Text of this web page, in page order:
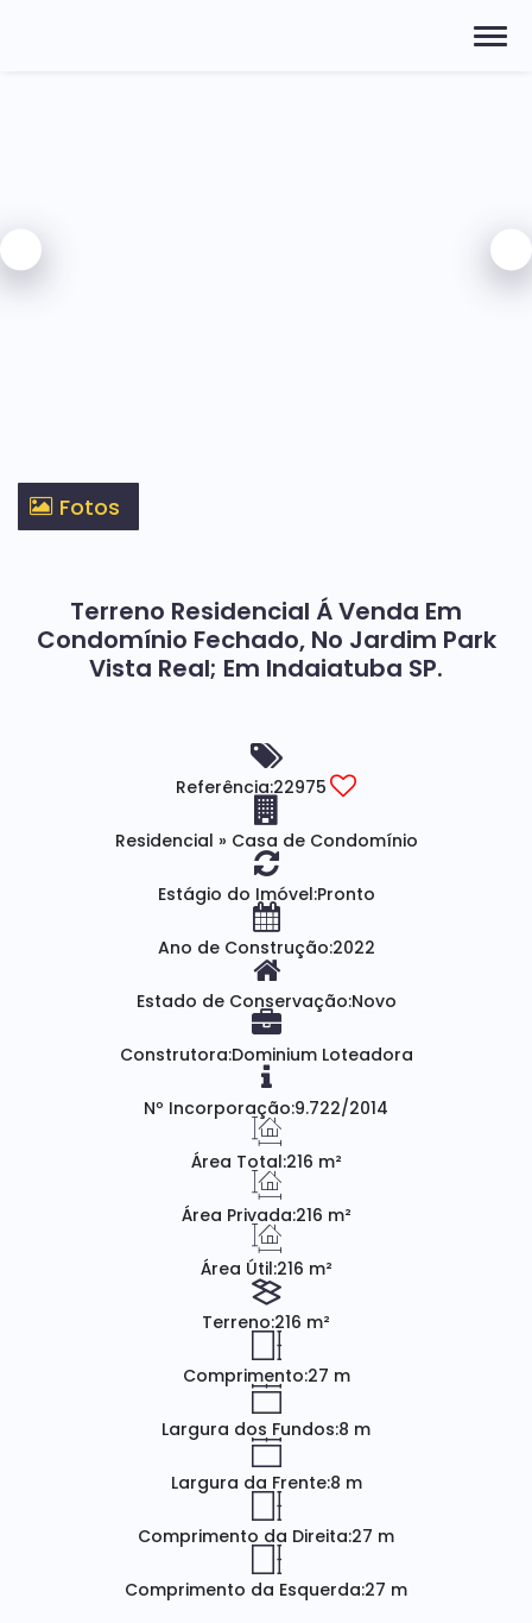
Fotos
Terreno Residencial Á Venda Em
Condomínio Fechado, No Jardim Park
Vista Real; Em Indaiatuba SP.
Referência:22975
Residencial » Casa de Condomínio
Estágio do Imóvel:Pronto
Ano de Construção:2022
Estado de Conservação:Novo
Construtora:Dominium Loteadora
Nº Incorporação:9.722/2014
Área Total:216 m²
Área Privada:216 m²
Área Útil:216 m²
Terreno:216 m²
Comprimento:27 m
Largura dos Fundos:8 m
Largura da Frente:8 m
Comprimento da Direita:27 m
Comprimento da Esquerda:27 m